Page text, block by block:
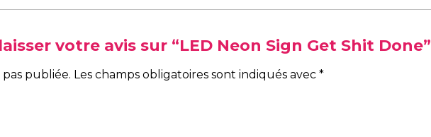
votre avis sur “LED Neon Sign Get Shit Done”
pas publiée. Les champs obligatoires sont indiqués avec *